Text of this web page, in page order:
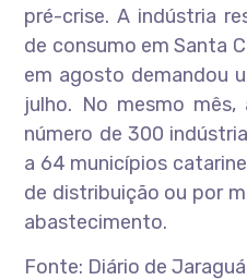
pré-crise. A indústria
de consumo em Santa
em agosto demandou
julho. No mesmo mês,
número de 300
a 64 municípios
de distribuição ou por
abastecimento.
Fonte: Diário de